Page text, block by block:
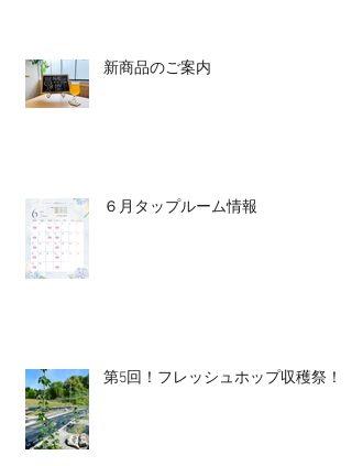
新商品のご案内
６月タップルーム情報
第5回！フレッシュホップ収穫祭！